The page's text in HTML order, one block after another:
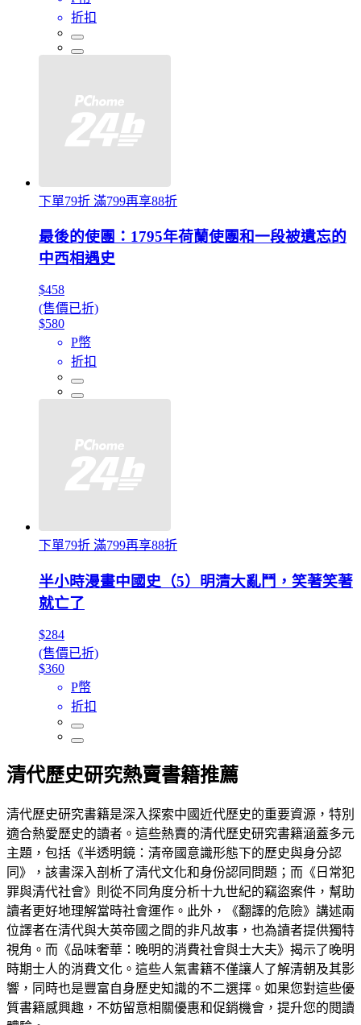
折扣
下單79折 滿799再享88折
最後的使團：1795年荷蘭使團和一段被遺忘的
中西相遇史
$458
(售價已折)
$580
P幣
折扣
下單79折 滿799再享88折
半小時漫畫中國史（5）明清大亂鬥，笑著笑著
就亡了
$284
(售價已折)
$360
P幣
折扣
清代歷史研究熱賣書籍推薦
清代歷史研究書籍是深入探索中國近代歷史的重要資源，特別
適合熱愛歷史的讀者。這些熱賣的清代歷史研究書籍涵蓋多元
主題，包括《半透明鏡：清帝國意識形態下的歷史與身分認
同》，該書深入剖析了清代文化和身份認同問題；而《日常犯
罪與清代社會》則從不同角度分析十九世紀的竊盜案件，幫助
讀者更好地理解當時社會運作。此外，《翻譯的危險》講述兩
位譯者在清代與大英帝國之間的非凡故事，也為讀者提供獨特
視角。而《品味奢華：晚明的消費社會與士大夫》揭示了晚明
時期士人的消費文化。這些人氣書籍不僅讓人了解清朝及其影
響，同時也是豐富自身歷史知識的不二選擇。如果您對這些優
質書籍感興趣，不妨留意相關優惠和促銷機會，提升您的閱讀